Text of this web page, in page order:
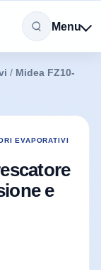
Menu
/ Midea FZ10-
EVAPORATIVI
e